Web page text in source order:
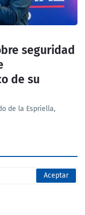
seguridad
de su
de la Espriella,